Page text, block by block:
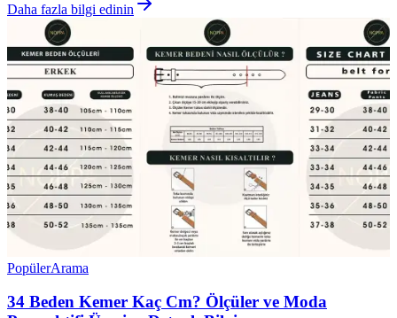
Daha fazla bilgi edinin
PopülerArama
34 Beden Kemer Kaç Cm? Ölçüler ve Moda